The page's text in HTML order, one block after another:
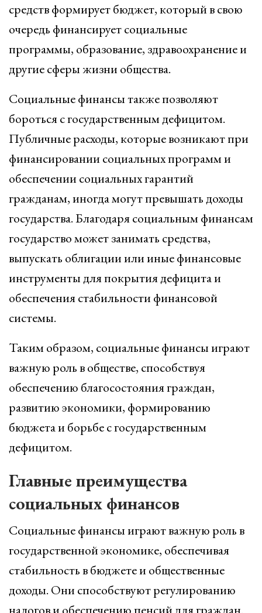
средств формирует бюджет, который в свою
очередь финансирует социальные
программы, образование, здравоохранение и
другие сферы жизни общества.
Социальные финансы также позволяют
бороться с государственным дефицитом.
Публичные расходы, которые возникают при
финансировании социальных программ и
обеспечении социальных гарантий
гражданам, иногда могут превышать доходы
государства. Благодаря социальным финансам
государство может занимать средства,
выпускать облигации или иные финансовые
инструменты для покрытия дефицита и
обеспечения стабильности финансовой
системы.
Таким образом, социальные финансы играют
важную роль в обществе, способствуя
обеспечению благосостояния граждан,
развитию экономики, формированию
бюджета и борьбе с государственным
дефицитом.
Главные преимущества
социальных финансов
Социальные финансы играют важную роль в
государственной экономике, обеспечивая
стабильность в бюджете и общественные
доходы. Они способствуют регулированию